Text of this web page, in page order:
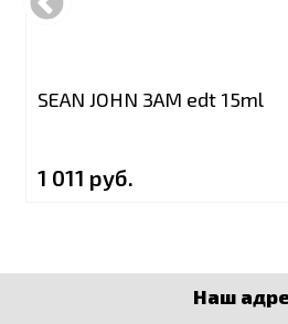
SEAN JOHN 3AM edt 15ml
1 011 руб.
Наш